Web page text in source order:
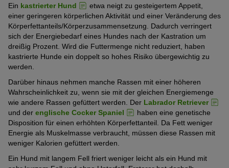
Ein kastrierter Hund
etwa neigt zu gesteigertem Appetit,
einer geringeren körperlichen Aktivität und einer Veränderung des
Körperfettanteils/Körperzusammensetzung. Dadurch verringert
sich der Energiebedarf eines Hundes nach der Kastration um
dreißig Prozent. Wird die Futtermenge nicht reduziert, haben
kastrierte Hunde ein doppelt so hohes Risiko übergewichtig zu
werden.
Darüber hinaus nehmen manche Rassen mit einer höheren
Wahrscheinlichkeit zu, wenn sie mit der gleichen Energiemenge
wie andere Rassen gefüttert werden. Der Labrador Retriever
und der englische Cocker Spaniel
haben eine genetische
Disposition für einen erhöhten Körperfettanteil. Da Fett weniger
Energie als Muskelmasse verbraucht, müssen diese Rassen mit
weniger Kalorien gefüttert werden.
Ein Hund mit langem Fell friert weniger leicht als ein Hund mit